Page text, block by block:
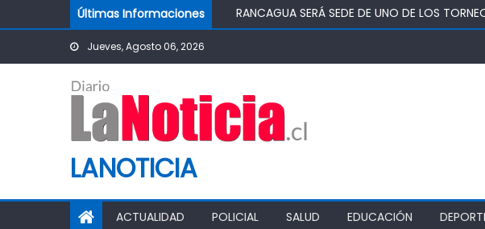
Skip to contentÚltimas Informaciones
TOP DE RANCAGUA CONDENA A 5 AÑOS Y UN
Jueves, Agosto 06, 2026
LANOTICIA
ACTUALIDAD POLICIAL SALUD EDUCACIÓN